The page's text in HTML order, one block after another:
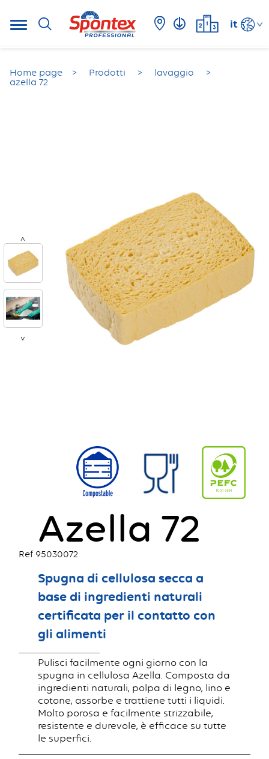
it
Home page Prodotti
lavaggio
azella 72
<
>
Azella 72
Ref 95030072
Spugna di cellulosa secca a
base di ingredienti naturali
certificata per il contatto con
gli alimenti
Pulisci facilmente ogni giorno con la
spugna in cellulosa Azella. Composta da
ingredienti naturali, polpa di legno, lino e
cotone, assorbe e trattiene tutti i liquidi.
Molto porosa e facilmente strizzabile,
resistente e durevole, è efficace su tutte
le superfici.